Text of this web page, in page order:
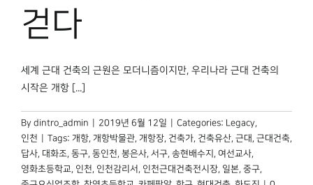
걷다
세계 근대 건축의 근원은 모더니즘이지만, 우리나라 근대 건축의
시작은 개항 [...]
By dintro_admin 2019년 6월 12일 Categories: Legacy,
인천
Tags: 개항, 개항박물관, 개항장, 건축가, 건축유산, 근대 , 근대건축,
답사, 대화조, 동구, 동인천, 봉은사, 서구, 송현배수지 , 여선교사,
영화초등학교, 인천, 인천감리서 , 인천근대건축전시장, 일본, 중구,